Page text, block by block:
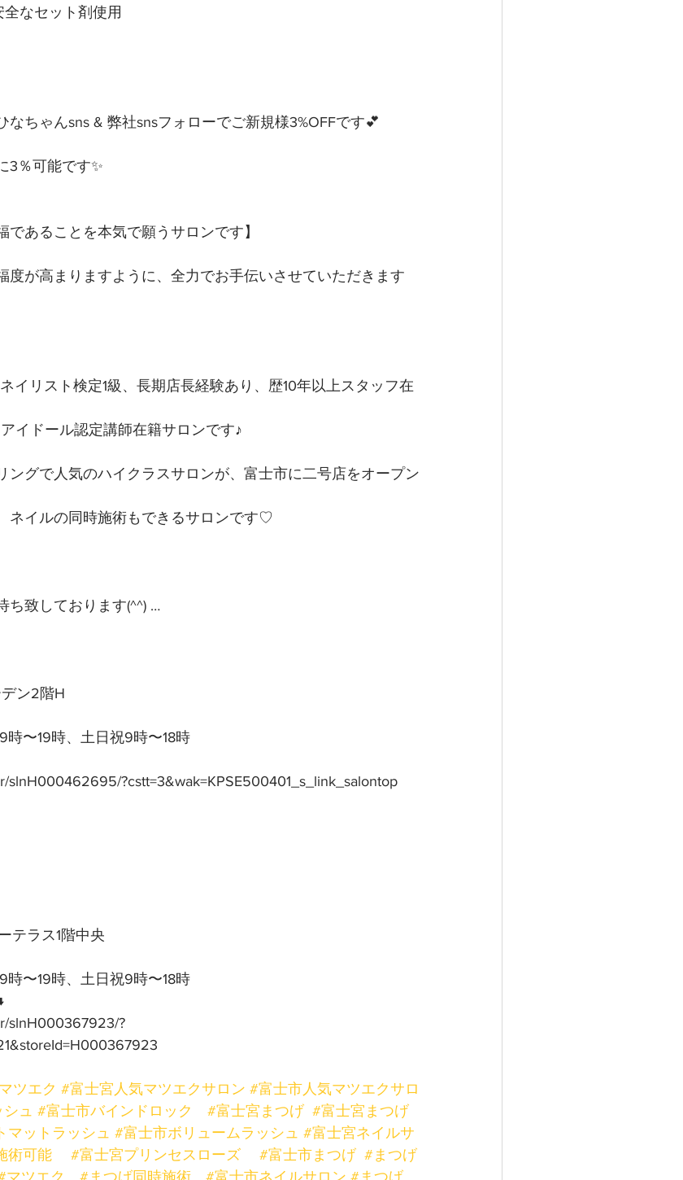
なセット剤使用
なちゃんsns & 弊社snsフォローでご新規様3%OFFです💕
3％可能です✨
であることを本気で願うサロンです】
度が高まりますように、全力でお手伝いさせていただきます
イリスト検定1級、長期店長経験あり、歴10年以上スタッフ在
イドール認定講師在籍サロンです♪
ングで人気のハイクラスサロンが、富士市に二号店をオープン
ネイルの同時施術もできるサロンです♡
ち致しております(^^) …
ン2階H
〜19時、土日祝9時〜18時
slnH000462695/?cstt=3&wak=KPSE500401_s_link_salontop
テラス1階中央
〜19時、土日祝9時〜18時
slnH000367923/?
ツエク #富士宮人気マツエクサロン #富士市人気マツエクサロ
ュ #富士市バインドロック #富士宮まつげ #富士宮まつげ
マットラッシュ #富士市ボリュームラッシュ #富士宮ネイルサ
術可能 #富士宮プリンセスローズ #富士市まつげ #まつげ
マツエク #まつげ同時施術 #富士市ネイルサロン #まつげ